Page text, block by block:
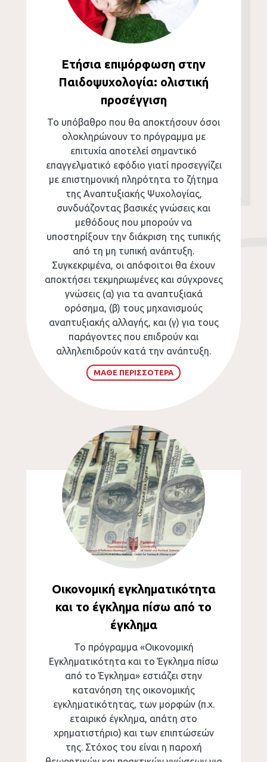
Ετήσια επιμόρφωση στην
Παιδοψυχολογία: ολιστική
προσέγγιση
Το υπόβαθρο που θα αποκτήσουν όσοι
ολοκληρώνουν το πρόγραμμα με
επιτυχία αποτελεί σημαντικό
επαγγελματικό εφόδιο γιατί προσεγγίζει
με επιστημονική πληρότητα το ζήτημα
της Αναπτυξιακής Ψυχολογίας,
συνδυάζοντας βασικές γνώσεις και
μεθόδους που μπορούν να
υποστηρίξουν την διάκριση της τυπικής
από τη μη τυπική ανάπτυξη.
Συγκεκριμένα, οι απόφοιτοι θα έχουν
αποκτήσει τεκμηριωμένες και σύγχρονες
γνώσεις (α) για τα αναπτυξιακά
ορόσημα, (β) τους μηχανισμούς
αναπτυξιακής αλλαγής, και (γ) για τους
παράγοντες που επιδρούν και
αλληλεπιδρούν κατά την ανάπτυξη.
ΜΑΘΕ ΠΕΡΙΣΣΟΤΕΡΑ
Οικονομική εγκληματικότητα
και το έγκλημα πίσω από το
έγκλημα
Το πρόγραμμα «Οικονομική
Εγκληματικότητα και το Έγκλημα πίσω
από το Έγκλημα» εστιάζει στην
κατανόηση της οικονομικής
εγκληματικότητας, των μορφών (π.χ.
εταιρικό έγκλημα, απάτη στο
χρηματιστήριο) και των επιπτώσεών
της. Στόχος του είναι η παροχή